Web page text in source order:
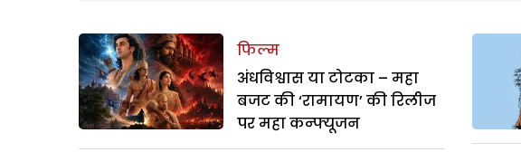
फिल्म
अंधविश्वास या टोटका – महा
बजट की ‘रामायण’ की रिलीज
पर महा कन्फ्यूजन